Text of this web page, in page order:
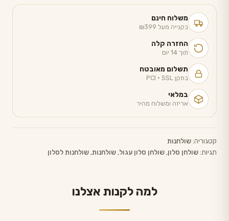
משלוח חינם
בקנייה מעל ₪399
החזרה קלה
תוך 14 יום
תשלום מאובטח
בתקן PCI · SSL
במלאי
אריזה ומשלוח מהיר
קטגוריה:שולחנות
תגיות:שולחן סלון, שולחן סלון עגול, שולחנות, שולחנות לסלון
למה לקנות אצלנו